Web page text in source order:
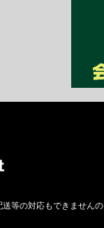
等の対応もできませんの